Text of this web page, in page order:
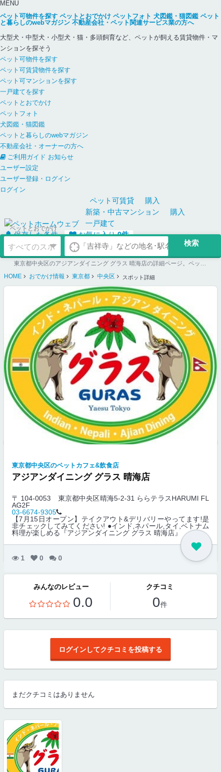
MENU
ペット可物件を探す ペットとおでかけ ペットフォト 犬図鑑・猫図鑑 ペット
と暮らしのwebマガジン 不動産会社・ペット関連サービス業の方へ
大型犬・中型犬・小型犬・猫・多頭飼育など、ペットが飼える賃貸物件・マ
ンションを探そう
ペット可物件を探す
ペット可賃貸物件を探す
ペット可マンションを探す
一戸建てを探す
ペットとおでかけ
ペットフォト
犬図鑑・猫図鑑
ペットと暮らしのwebマガジン
不動産会社・オーナーの方へ
ご利用ガイド お知らせ
ユーザー設定
ユーザー登録・ログイン
ログイン
ペット可賃貸
購入
新築・中古マンション
購入
一戸建て
保存した条件
お気に入り0件
ペットとおでかけ
東京都中央区のアジアンダイニング グラス 晴海店の詳細ページ。ペット同伴可のお店探しならペットホームウェブ。ペット可賃貸のお部屋探し、ペット可マンション購入のご検討時にもご利用ください。
HOME
おでかけ情報 東京都 中央区 スポット詳細
東京都中央区のペットカフェ&飲食店
アジアンダイニング グラス 晴海店
〒 104-0053
東京都中央区晴海5-2-31 ららテラスHARUMI FL
AG2F
03-6674-9305
【7月15日オープン】テイクアウト&デリバリーやってます!是
非チェックしてみてください! ●インド,ネパール,タイ,ベトナム
料理が楽しめる『アジアンダイニング グラス 晴海店』
1 0 0
みんなのレビュー
0.0
クチコミ
0件
ログインしてクチコミを投稿する
まだクチコミはありません